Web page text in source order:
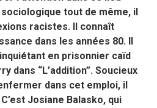
tout de même, il
racistes. Il connaît
dans les années 80. Il
en prisonnier caïd
dans “L’addition”. Soucieux
dans cet emploi, il
Josiane Balasko, qui